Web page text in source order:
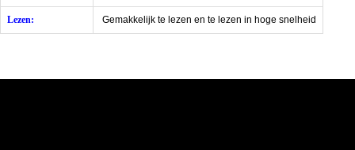
Lezen: Gemakkelijk te lezen en te lezen in hoge snelheid